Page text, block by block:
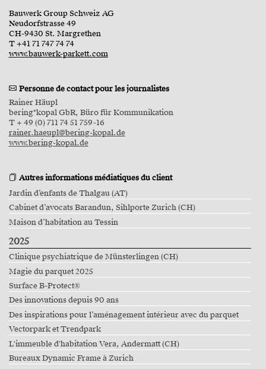
Bauwerk Group Schweiz AG
Neudorfstrasse 49
CH-9430 St. Margrethen
T +41 71 747 74 74
www.bauwerk-parkett.com
Personne de contact pour les journalistes
Rainer Häupl
bering*kopal GbR, Büro für Kommunikation
T + 49 (0) 711 74 51 759-16
rainer.haeupl@bering-kopal.de
www.bering-kopal.de
Autres informations médiatiques du client
Jardin d’enfants de Thalgau (AT)
Cabinet d’avocats Barandun, Sihlporte Zurich (CH)
Maison d’habitation au Tessin
2025
Clinique psychiatrique de Münsterlingen (CH)
Magie du parquet 2025
Surface B-Protect®
Des innovations depuis 90 ans
Des inspirations pour l’aménagement intérieur avec du parquet
Vectorpark et Trendpark
L'immeuble d'habitation Vera, Andermatt (CH)
Bureaux Dynamic Frame à Zurich